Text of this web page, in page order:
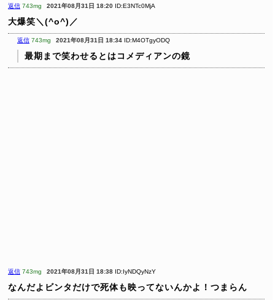
返信 743mg 2021年08月31日 18:20 ID:E3NTc0MjA
大爆笑＼(^o^)／
返信 743mg 2021年08月31日 18:34 ID:M4OTgyODQ
最期まで笑わせるとはコメディアンの鏡
返信 743mg 2021年08月31日 18:38 ID:IyNDQyNzY
なんだよビンタだけで死体も映ってないんかよ！つまらん